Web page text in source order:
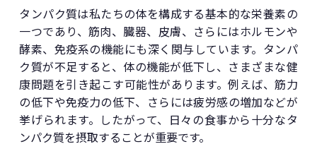
タンパク質は私たちの体を構成する基本的な栄養素の
一つであり、筋肉、臓器、皮膚、さらにはホルモンや
酵素、免疫系の機能にも深く関与しています。タンパ
ク質が不足すると、体の機能が低下し、さまざまな健
康問題を引き起こす可能性があります。例えば、筋力
の低下や免疫力の低下、さらには疲労感の増加などが
挙げられます。したがって、日々の食事から十分なタ
ンパク質を摂取することが重要です。